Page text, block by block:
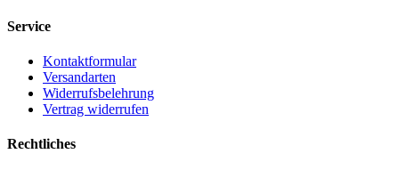
Service
Kontaktformular
Versandarten
Widerrufsbelehrung
Vertrag widerrufen
Rechtliches